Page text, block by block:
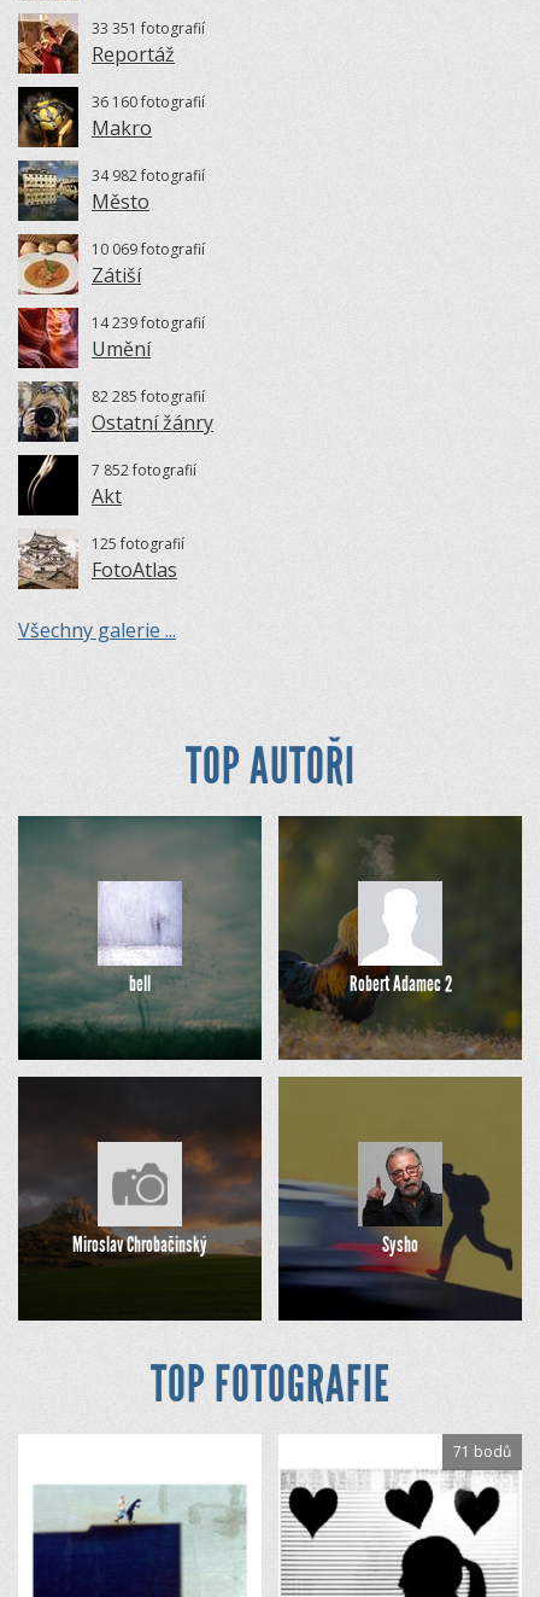
33 351 fotografií
Reportáž
36 160 fotografií
Makro
34 982 fotografií
Město
10 069 fotografií
Zátiší
14 239 fotografií
Umění
82 285 fotografií
Ostatní žánry
7 852 fotografií
Akt
125 fotografií
FotoAtlas
Všechny galerie ...
TOP AUTOŘI
bell Robert Adamec 2
Miroslav Chrobačinský Sysho
TOP FOTOGRAFIE
71 bodů